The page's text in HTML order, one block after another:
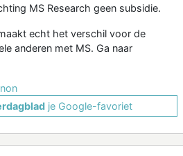
MS Research geen subsidie.
echt het verschil voor de
anderen met MS. Ga naar
je Google-favoriet